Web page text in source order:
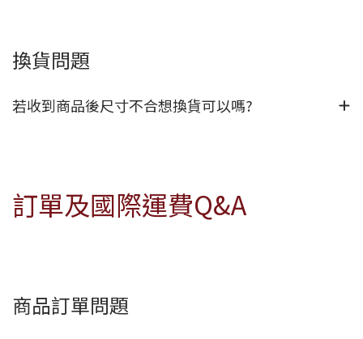
換貨問題
若收到商品後尺寸不合想換貨可以嗎?
訂單及國際運費Q&A
商品訂單問題